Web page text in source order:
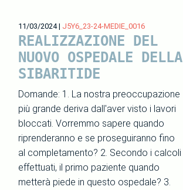
11/03/2024| J5Y6_23-24-MEDIE_0016
REALIZZAZIONE DEL
NUOVO OSPEDALE DELLA
SIBARITIDE
Domande: 1. La nostra preoccupazione
più grande deriva dall'aver visto i lavori
bloccati. Vorremmo sapere quando
riprenderanno e se proseguiranno fino
al completamento? 2. Secondo i calcoli
effettuati, il primo paziente quando
metterà piede in questo ospedale? 3.